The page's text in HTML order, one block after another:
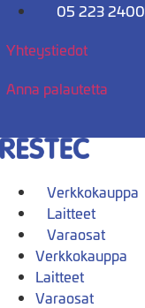
Mene
05 223 2400
Yhteystiedot
Anna palautetta
Verkkokauppa
Laitteet
Varaosat
Verkkokauppa
Laitteet
Varaosat